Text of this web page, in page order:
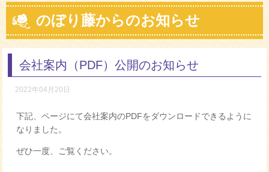
のぼり藤からのお知らせ
会社案内（PDF）公開のお知らせ
2022年04月20日
下記、ページにて会社案内のPDFをダウンロードできるように
なりました。
ぜひ一度、ご覧ください。